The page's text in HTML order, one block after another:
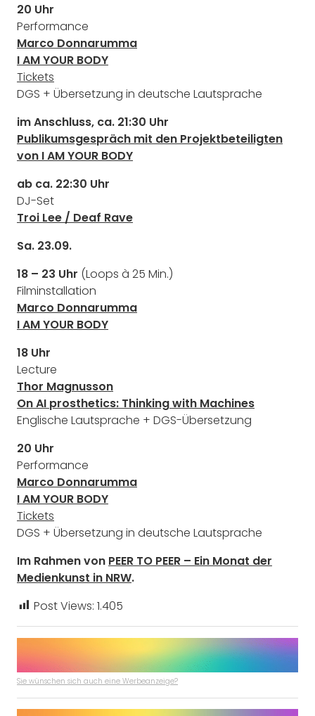
20 Uhr
Performance
Marco Donnarumma
I AM YOUR BODY
Tickets
DGS + Übersetzung in deutsche Lautsprache
im Anschluss, ca. 21:30 Uhr
Publikumsgespräch mit den Projektbeteiligten
von I AM YOUR BODY
ab ca. 22:30 Uhr
DJ-Set
Troi Lee / Deaf Rave
Sa. 23.09.
18 – 23 Uhr (Loops à 25 Min.)
Filminstallation
Marco Donnarumma
I AM YOUR BODY
18 Uhr
Lecture
Thor Magnusson
On AI prosthetics: Thinking with Machines
Englische Lautsprache + DGS-Übersetzung
20 Uhr
Performance
Marco Donnarumma
I AM YOUR BODY
Tickets
DGS + Übersetzung in deutsche Lautsprache
Im Rahmen von PEER TO PEER – Ein Monat der
Medienkunst in NRW.
Post Views: 1.405
Sie wünschen sich auch eine Werbeanzeige?